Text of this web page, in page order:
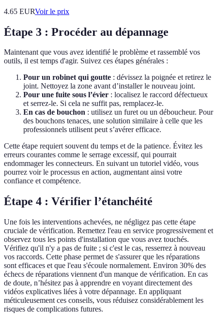
4.65 EURVoir le prix
Étape 3 : Procéder au dépannage
Maintenant que vous avez identifié le problème et rassemblé vos
outils, il est temps d'agir. Suivez ces étapes générales :
Pour un robinet qui goutte : dévissez la poignée et retirez le
joint. Nettoyez la zone avant d’installer le nouveau joint.
Pour une fuite sous l’évier : localisez le raccord défectueux
et serrez-le. Si cela ne suffit pas, remplacez-le.
En cas de bouchon : utilisez un furet ou un déboucheur. Pour
des bouchons tenaces, une solution similaire à celle que les
professionnels utilisent peut s’avérer efficace.
Cette étape requiert souvent du temps et de la patience. Évitez les
erreurs courantes comme le serrage excessif, qui pourrait
endommager les connecteurs. En suivant un tutoriel vidéo, vous
pourrez voir le processus en action, augmentant ainsi votre
confiance et compétence.
Étape 4 : Vérifier l’étanchéité
Une fois les interventions achevées, ne négligez pas cette étape
cruciale de vérification. Remettez l'eau en service progressivement et
observez tous les points d'installation que vous avez touchés.
Vérifiez qu'il n'y a pas de fuite ; si c'est le cas, resserrez à nouveau
vos raccords. Cette phase permet de s'assurer que les réparations
sont efficaces et que l'eau s'écoule normalement. Environ 30% des
échecs de réparations viennent d'un manque de vérification. En cas
de doute, n’hésitez pas à apprendre en voyant directement des
vidéos explicatives liées à votre dépannage. En appliquant
méticuleusement ces conseils, vous réduisez considérablement les
risques de complications futures.